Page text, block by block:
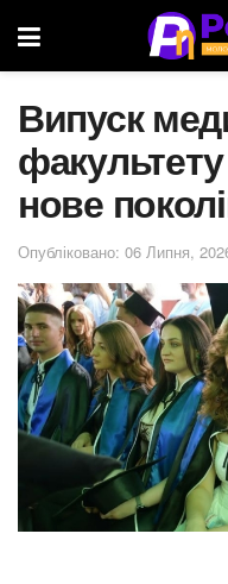
Випуск
нове
Опубліковано: 06 Липня,